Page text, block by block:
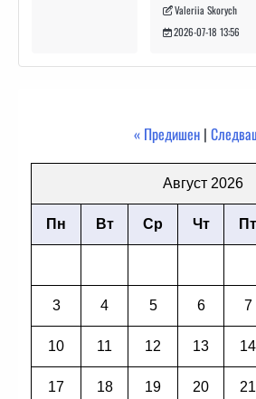
Valeriia Skorych
2026-07-18 13:56
« Предишен |
Август 2026
Пн Вт Ср Чт Пт
3 4 5 6 7
10 11 12 13 14
17 18 19 20 21